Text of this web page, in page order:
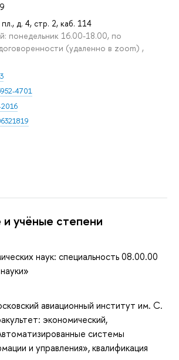
д. 4, стр. 2, каб. 114
понедельник 16.00-18.00, по
(удаленно в zoom) ,
4701
2016
и учёные степени
наук: специальность 08.00.00
авиационный институт им. С.
экономический,
системы
и управления», квалификация